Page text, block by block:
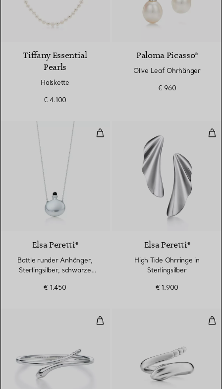
2 Farben
Tiffany Essential
Pearls
Halskette
€ 4.100
Paloma Picasso®
Olive Leaf Ohrhänger
€ 960
Bottle runder Anhänger,
Elsa Peretti®
Bottle runder Anhänger,
Sterlingsilber, schwarze
€ 1.450
Elsa Peretti®
High Tide Ohrringe in
Sterlingsilber
€ 1.900
Schlangen-Armreif